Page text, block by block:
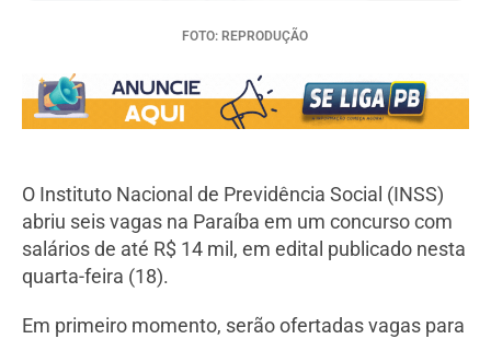
FOTO: REPRODUÇÃO
O Instituto Nacional de Previdência Social (INSS)
abriu seis vagas na Paraíba em um concurso com
salários de até R$ 14 mil, em edital publicado nesta
quarta-feira (18).
Em primeiro momento, serão ofertadas vagas para